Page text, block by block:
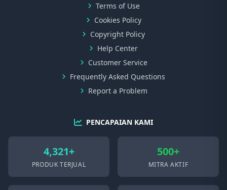
Terms of Use
Cookies Policy
Copyright Policy
Help Center
Customer Service
Frequently Asked Questions
Report a Problem
PENCAPAIAN KAMI
4,321+
PRODUK TERJUAL
500+
MITRA AKTIF